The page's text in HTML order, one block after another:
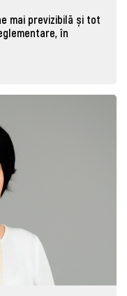
mai previzibilă și tot
în